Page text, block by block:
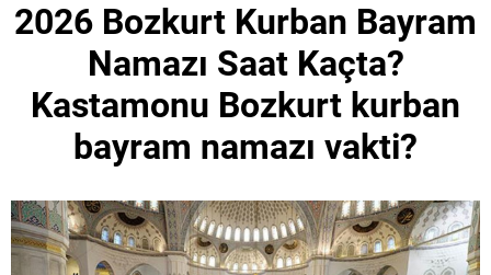
2026 Bozkurt Kurban Bayram
Namazı Saat Kaçta?
Kastamonu Bozkurt kurban
bayram namazı vakti?